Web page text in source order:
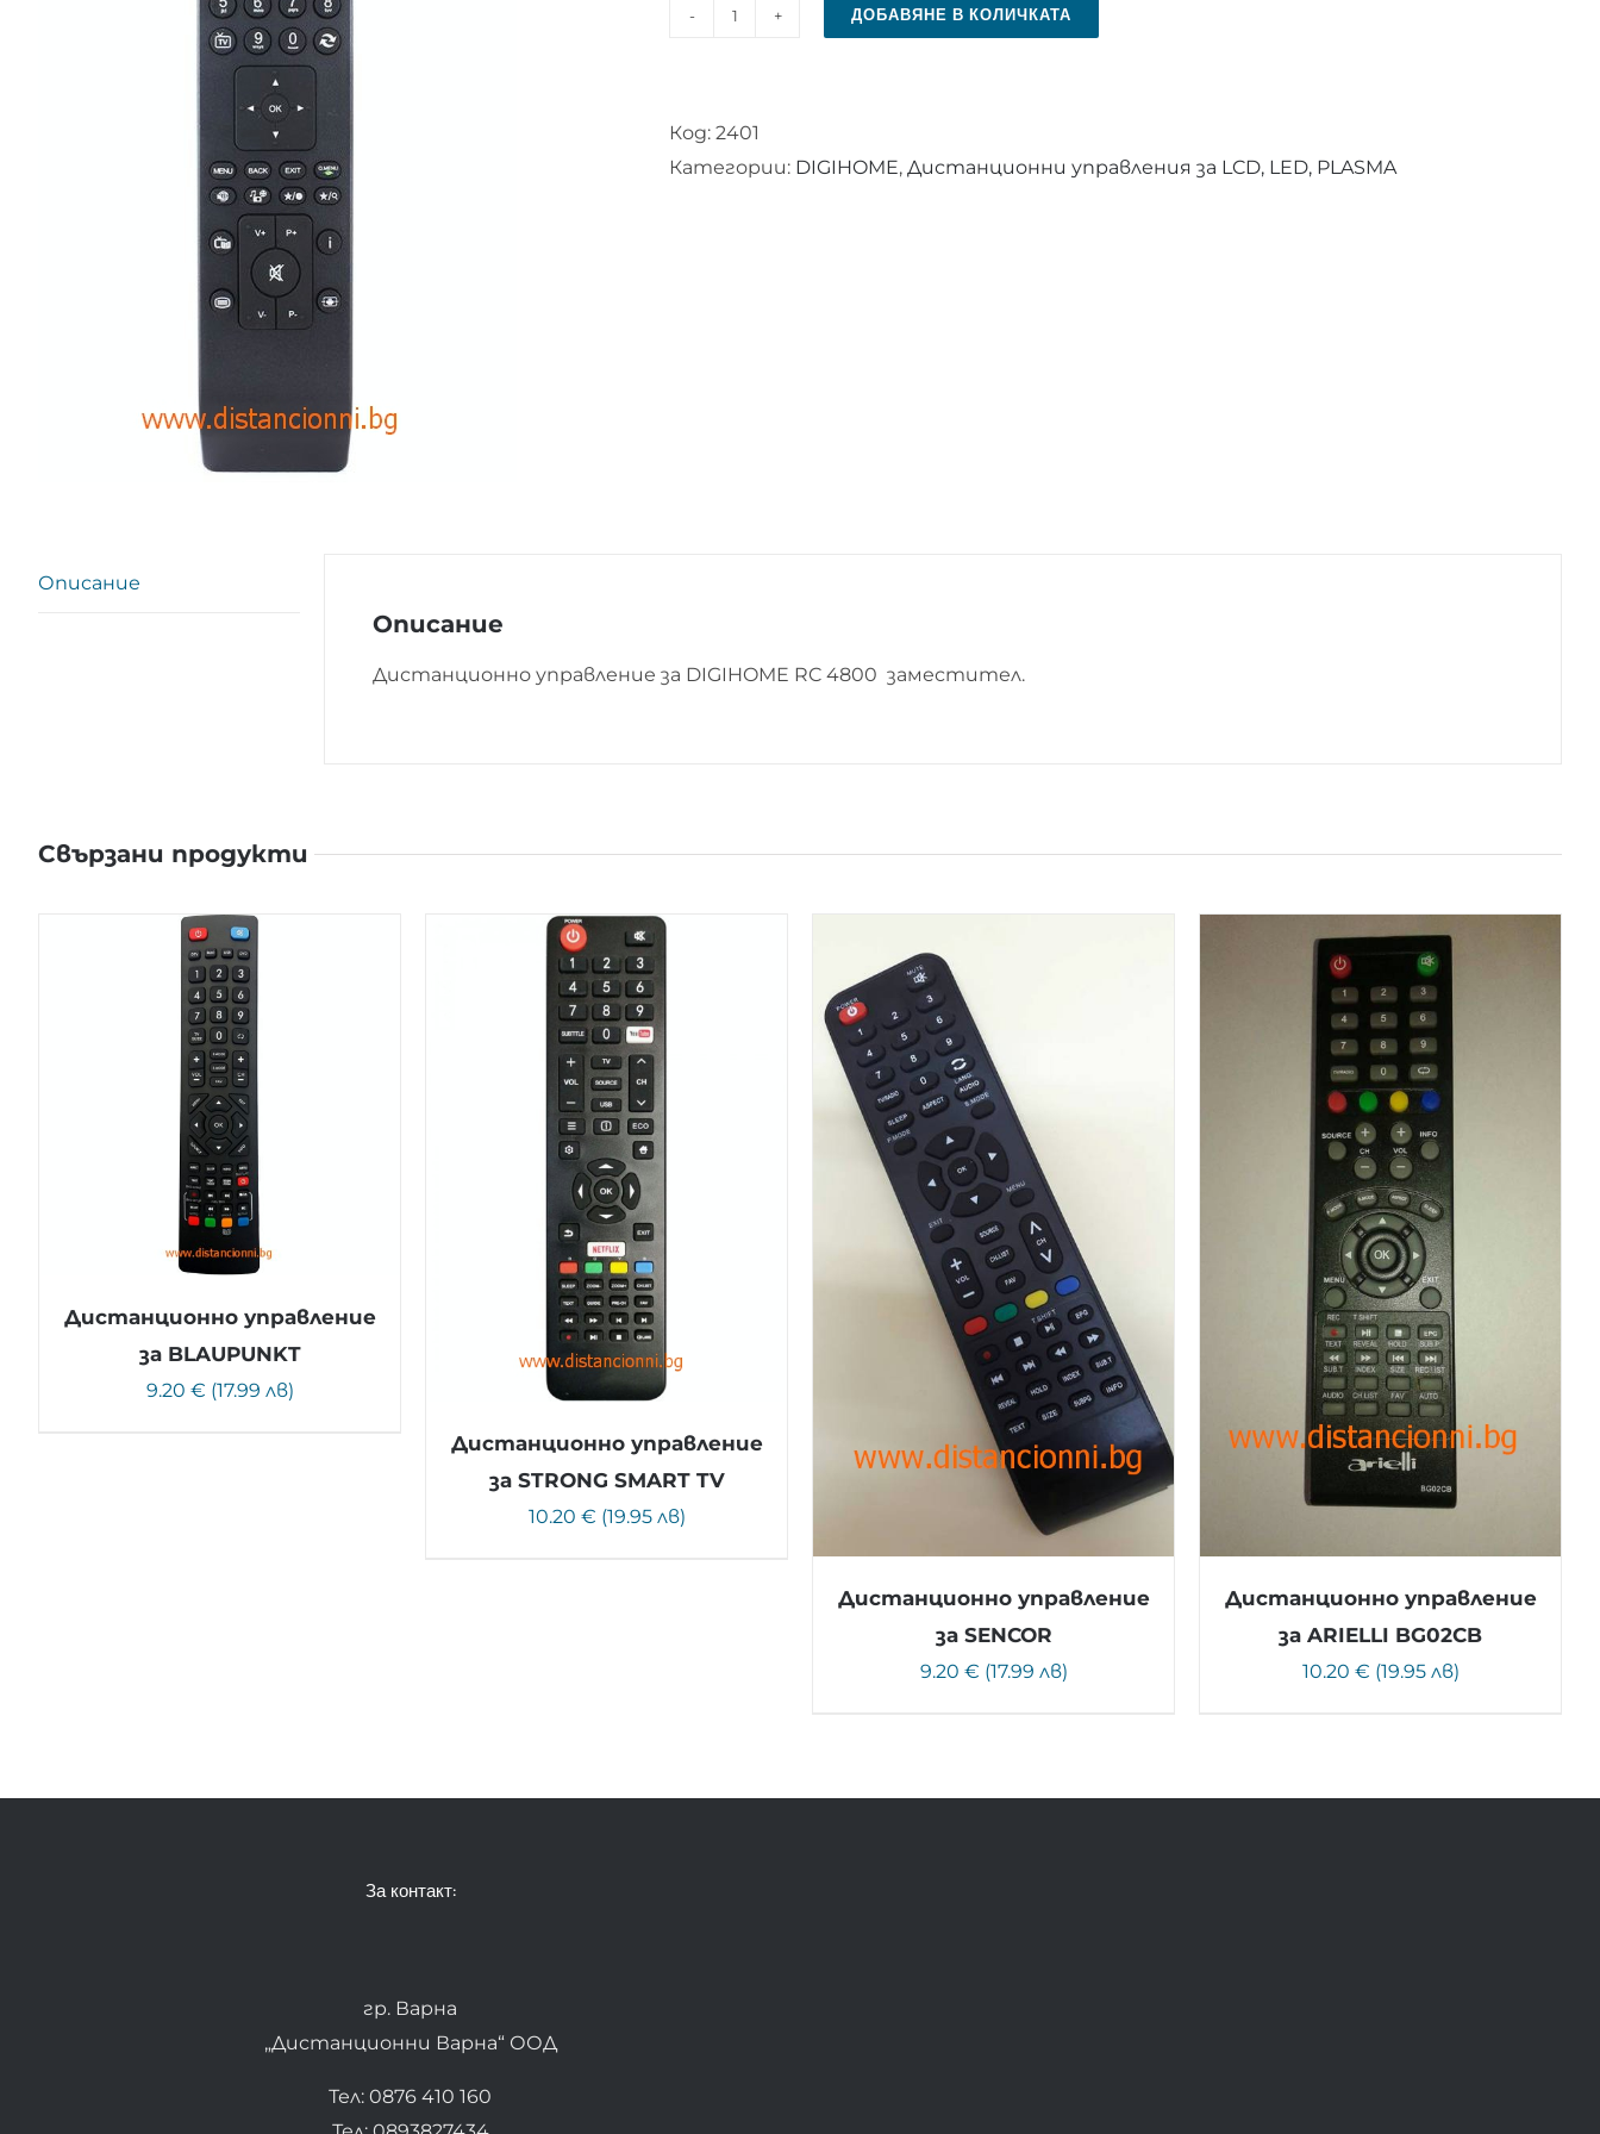
количество
управление
за
ДОБАВЯНЕ В КОЛИЧКАТА
Код: 2401
Категории: DIGIHOME, Дистанционни управления за LCD, LED, PLASMA
Описание
Описание
Дистанционно управление за DIGIHOME RC 4800 заместител.
Свързани продукти
Дистанционно управление
за BLAUPUNKT
9.20 € (17.99 лв)
Дистанционно управление
за STRONG SMART TV
10.20 € (19.95 лв)
Дистанционно управление
за SENCOR
9.20 € (17.99 лв)
Дистанционно управление
за ARIELLI BG02CB
10.20 € (19.95 лв)
За контакт:
гр. Варна
„Дистанционни Варна“ ООД
Тел: 0876 410 160